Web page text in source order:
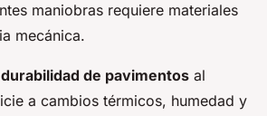
maniobras requiere materiales
mecánica.
durabilidad de pavimentos al
a cambios térmicos, humedad y